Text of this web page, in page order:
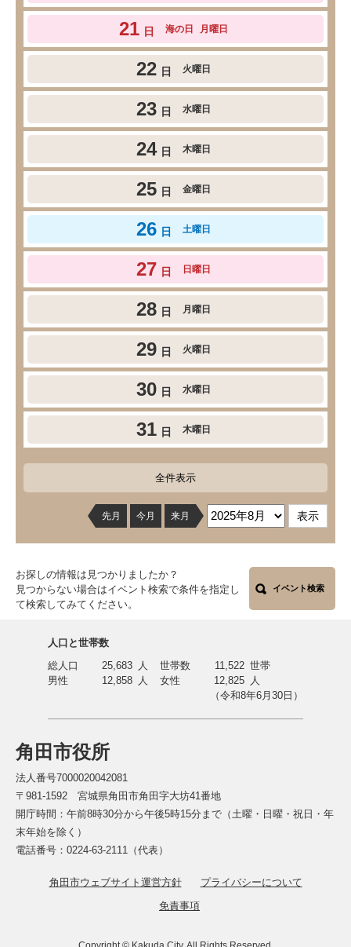
21 日 海の日 月曜日
22 日 火曜日
23 日 水曜日
24 日 木曜日
25 日 金曜日
26 日 土曜日
27 日 日曜日
28 日 月曜日
29 日 火曜日
30 日 水曜日
31 日 木曜日
全件表示
先月 今月 来月
お探しの情報は見つかりましたか？
見つからない場合はイベント検索で条件を指定し
て検索してみてください。
イベント検索
角田市役所
法人番号7000020042081
〒981-1592 宮城県角田市角田字大坊41番地
開庁時間：午前8時30分から午後5時15分まで（土曜・日曜・祝日・年
末年始を除く）
電話番号：0224-63-2111（代表）
角田市ウェブサイト運営方針
プライバシーについて
免責事項
人口と世帯数
総人口
25,683 人 世帯数 11,522 世帯
男性
12,858 人 女性 12,825 人
（令和8年6月30日）